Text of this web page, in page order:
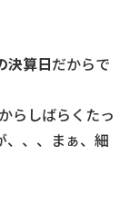
決算日だからで
らしばらくたっ
、、、まぁ、細